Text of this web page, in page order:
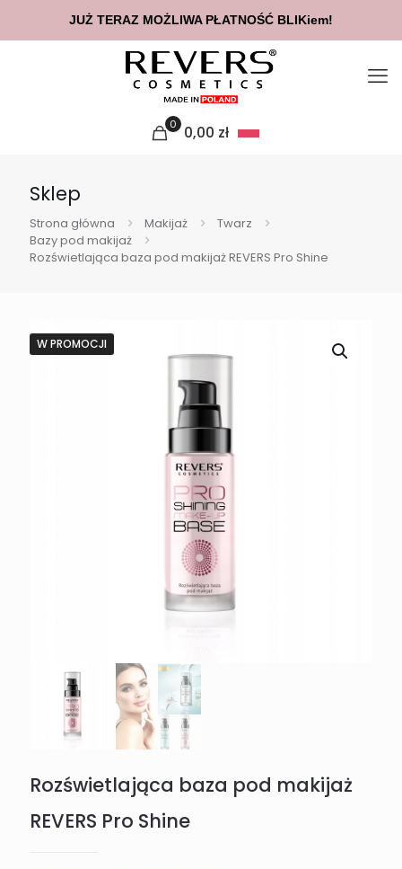
0 0,00 zł
Sklep
Strona główna Makijaż
Twarz
Bazy pod makijaż
Rozświetlająca baza pod makijaż REVERS Pro Shine
W PROMOCJI
Rozświetlająca baza pod makijaż
REVERS Pro Shine
JUŻ TERAZ MOŻLIWA PŁATNOŚĆ BLIKiem!